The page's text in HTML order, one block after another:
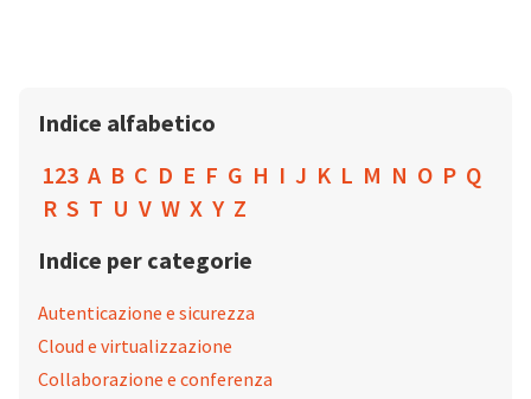
Indice alfabetico
123 A B C D E F G H I J K L M N O P Q
R S T U V W X Y Z
Indice per categorie
Autenticazione e sicurezza
Cloud e virtualizzazione
Collaborazione e conferenza